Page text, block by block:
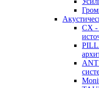
CX -
ANT